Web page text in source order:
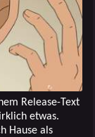
Release-Text
etwas.
Hause als